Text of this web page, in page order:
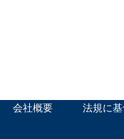
会社概要 法規に